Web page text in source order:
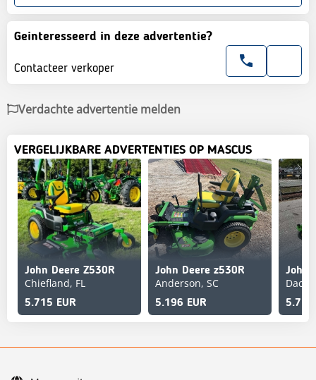
Geinteresseerd in deze advertentie?
Contacteer verkoper
Verdachte advertentie melden
VERGELIJKBARE ADVERTENTIES OP MASCUS
John Deere Z530R
Chiefland, FL
5.715 EUR
John Deere z530R
Anderson, SC
5.196 EUR
John
5.715